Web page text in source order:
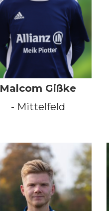
Malcom Gißke
- Mittelfeld